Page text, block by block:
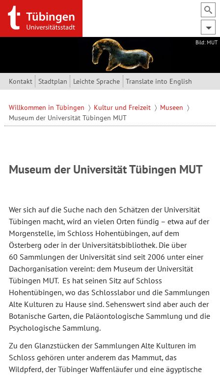
Direkt zum Inhalt
Bild: MUT
Kontakt Stadtplan Leichte Sprache Translate into English
Willkommen in Tübingen Kultur und Freizeit
Museen
Museum der Universität Tübingen MUT
Museum der Universität Tübingen MUT
Wer sich auf die Suche nach den Schätzen der Universität
Tübingen macht, wird an vielen Orten fündig – etwa auf der
Morgenstelle, im Schloss Hohentübingen, auf dem
Österberg oder in der Universitätsbibliothek. Die über
60 Sammlungen der Universität sind seit 2006 unter einer
Dachorganisation vereint: dem Museum der Universität
Tübingen MUT. Es hat seinen Sitz auf Schloss
Hohentübingen, wo das Schlosslabor und die Sammlungen
Alte Kulturen zu Hause sind. Sehenswert sind aber auch der
Botanische Garten, die Paläontologische Sammlung und die
Psychologische Sammlung.
Zu den Glanzstücken der Sammlungen Alte Kulturen im
Schloss gehören unter anderem das Mammut, das
Wildpferd, der Tübinger Waffenläufer und eine ägyptische